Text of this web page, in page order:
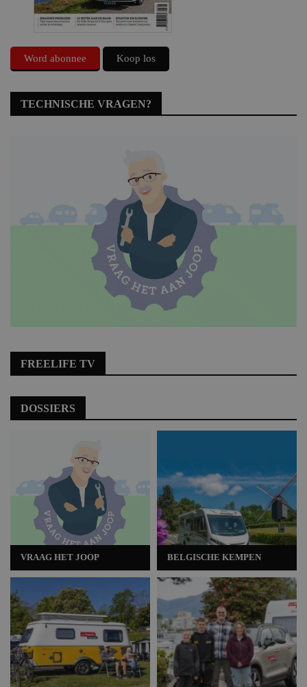
Word abonnee Koop los
TECHNISCHE VRAGEN?
FREELIFE TV
DOSSIERS
VRAAG HET JOOP BELGISCHE KEMPEN